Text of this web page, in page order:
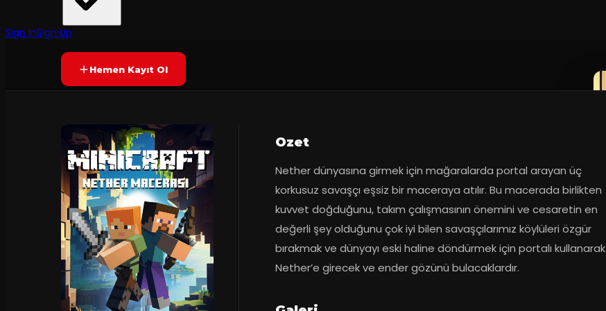
Sign InSign UpYAKINDA Yetersiz oy
Hemen Kayıt Ol
Ozet
Nether dünyasına girmek için mağaralarda portal arayan üç
korkusuz savaşçı eşsiz bir maceraya atılır. Bu macerada birlikten
kuvvet doğduğunu, takım çalışmasının önemini ve cesaretin en
değerli şey olduğunu çok iyi bilen savaşçılarımız köylüleri özgür
bırakmak ve dünyayı eski haline döndürmek için portalı kullanarak
Nether’e girecek ve ender gözünü bulacaklardır.